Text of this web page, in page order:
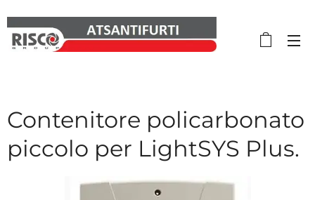
Contenitore policarbonato
piccolo per LightSYS Plus.